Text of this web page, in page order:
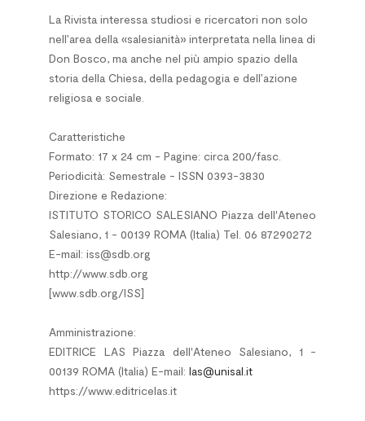
La Rivista interessa studiosi e ricercatori non solo
nell’area della «salesianità» interpretata nella linea di
Don Bosco, ma anche nel più ampio spazio della
storia della Chiesa, della pedagogia e dell’azione
religiosa e sociale.
Caratteristiche
Formato: 17 x 24 cm - Pagine: circa 200/fasc.
Periodicità: Semestrale - ISSN 0393-3830
Direzione e Redazione:
ISTITUTO STORICO SALESIANO Piazza dell'Ateneo
Salesiano, 1 - 00139 ROMA (Italia) Tel. 06 87290272
E-mail: iss@sdb.org
http://www.sdb.org
[www.sdb.org/ISS]
Amministrazione:
EDITRICE LAS Piazza dell'Ateneo Salesiano, 1 -
00139 ROMA (Italia) E-mail: las@unisal.it
https://www.editricelas.it